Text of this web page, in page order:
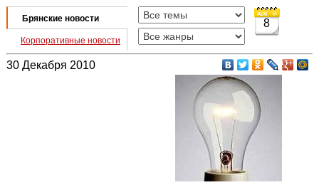
Брянские новости
Корпоративные новости
8
30 Декабря 2010